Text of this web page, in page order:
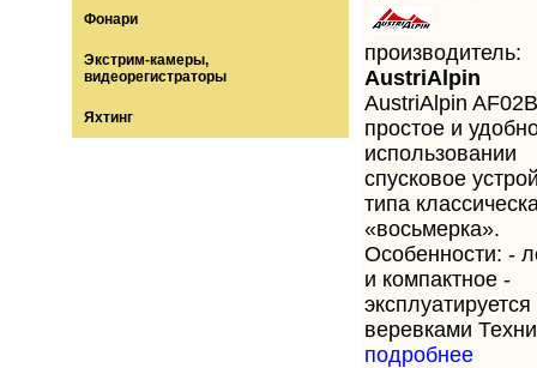
Фонари
Экстрим-камеры,
видеорегистраторы
Яхтинг
производитель:
AustriAlpin
AustriАlpin
простое и
использовании
спусковое
типа
«восьмерка».
Особенности: -
и компактное -
веревками
подробнее